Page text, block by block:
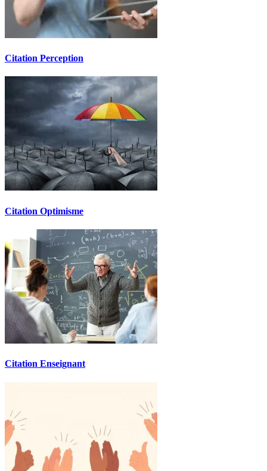
Citation Perception
Citation Optimisme
Citation Enseignant